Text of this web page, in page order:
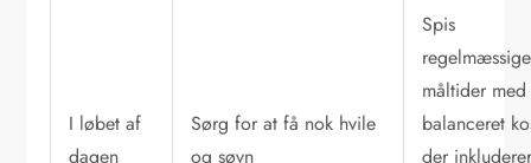
I løbet af
dagen
Sørg for at få nok hvile
og søvn
Spis
regelmæssige
måltider
balanceret
der